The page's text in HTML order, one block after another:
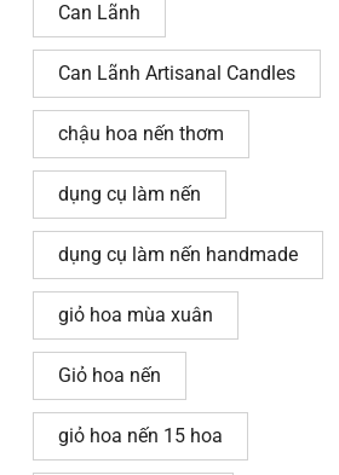
Can Lãnh
Can Lãnh Artisanal Candles
chậu hoa nến thơm
dụng cụ làm nến
dụng cụ làm nến handmade
giỏ hoa mùa xuân
Giỏ hoa nến
giỏ hoa nến 15 hoa